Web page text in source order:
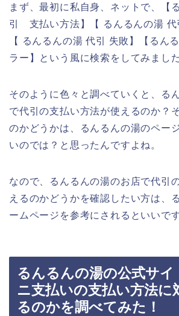
まず、最初に私自身、ネットで、【
引 支払い方法】【 るんるんの湯
【 るんるんの湯 代引 失敗】【るん
ラー】という風に検索をしてみました
そのように色々と調べていくと、る
で代引の支払い方法が使えるのか？
のかどうかは、るんるんの湯のペー
いのでは？と思ったんですよね。
なので、るんるんの湯のお店で代引
えるのかどうかを確認したい方は、
ームページを参考にされるといいです
るんるんの湯の公式サ
ニ支払いの支払い方法に
るのかを調べてみた！